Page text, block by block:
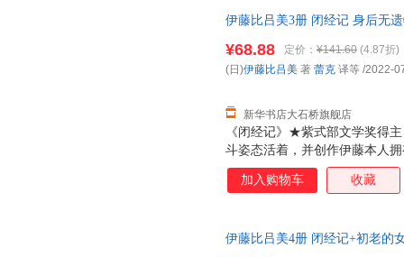
伊藤比吕美3册 闭经记 身后无
近发货 85%城市次日送达！团
《闭经记》★紫式部文学奖得
斗姿态活着，并创作伊藤本人
三十五岁患忧郁症，离过婚，
居，有三个女儿都在美国，大
¥68.88 定价： ¥141.60 (4.87折)
新华书店大石桥旗舰店
(日)伊藤比吕美 著 蕾克 译等 /2022-
加入购物车 收藏
伊藤比吕美4册 闭经记+初老的